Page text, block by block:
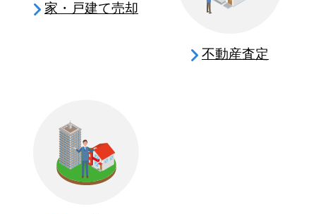
家・戸建て売却
不動産査定